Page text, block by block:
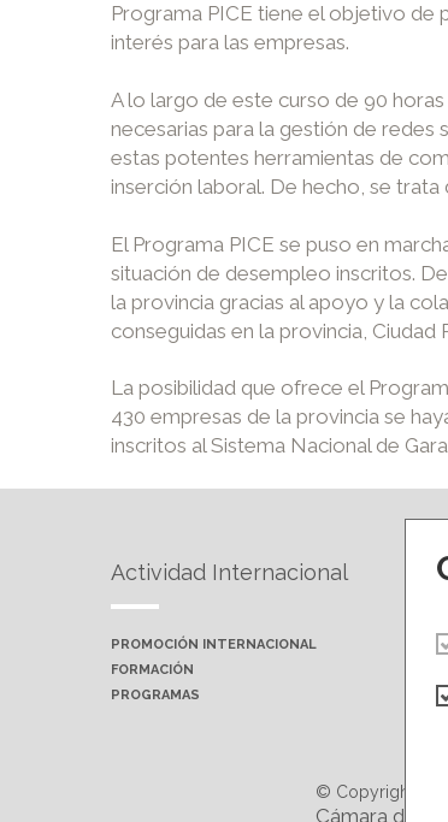
Programa PICE tiene el objetivo
interés para las empresas.
A lo largo de este curso de 90
necesarias para la gestión de
estas potentes herramientas de
inserción laboral. De hecho, se
El Programa PICE se puso en
situación de desempleo inscritos.
la provincia gracias al apoyo y la
conseguidas en la provincia,
La posibilidad que ofrece el
430 empresas de la provincia se
inscritos al Sistema Nacional de
Actividad Internacional
PROMOCIÓN INTERNACIONAL
FORMACIÓN
PROGRAMAS
© Copyright
Cámara de